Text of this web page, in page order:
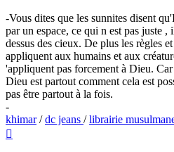
-Vous dites que les sunnites disent
par un espace, ce qui n est pas juste
dessus des cieux. De plus les règles
appliquent aux humains et aux
'appliquent pas forcement à Dieu.
Dieu est partout comment cela est
pas être partout à la fois.
-
khimar/dc jeans /librairie